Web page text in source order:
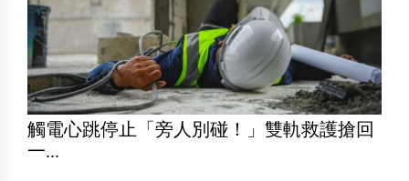
觸電心跳停止「旁人別碰！」雙軌救護搶回
一...